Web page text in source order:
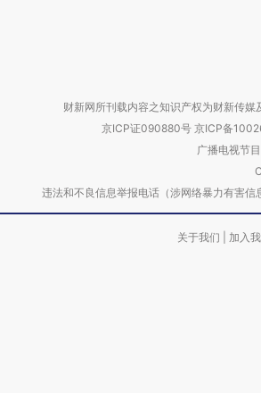
财新网所刊载内容之知识产权为财新传
京ICP证090880号 京ICP备
广播电视节
违法和不良信息举报电话（涉网络暴力有害
关于我们 加入